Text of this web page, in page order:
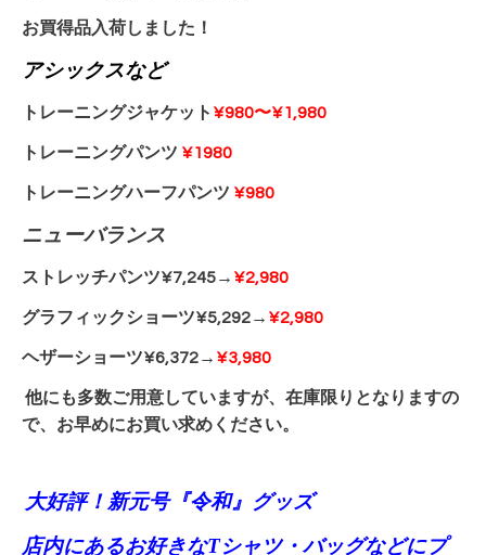
お買得品入荷しました！
アシックスなど
トレーニングジャケット ¥980〜¥1,980
トレーニングパンツ ¥1980
トレーニングハーフパンツ ¥980
ニューバランス
ストレッチパンツ¥7,245→ ¥2,980
グラフィックショーツ¥5,292→ ¥2,980
ヘザーショーツ¥6,372→ ¥3,980
他にも多数ご用意していますが、在庫限りとなりますの
で、 お早めにお買い求めください。
大好評！新元号『令和』グッズ
店内にあるお好きなTシャツ・バッグなどにプ